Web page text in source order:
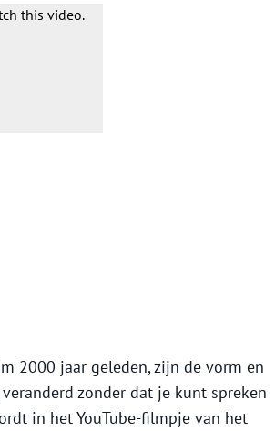
this video.
2000 jaar geleden, zijn de vorm en
zonder dat je kunt spreken
in het YouTube-filmpje van het